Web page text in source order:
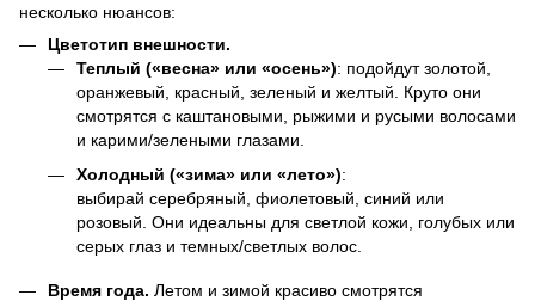
несколько нюансов:
Цветотип внешности.
Теплый («весна» или «осень»): подойдут золотой,
оранжевый, красный, зеленый и желтый. Круто они
смотрятся с каштановыми, рыжими и русыми волосами
и карими/зелеными глазами.
Холодный («зима» или «лето»):
выбирай серебряный, фиолетовый, синий или
розовый. Они идеальны для светлой кожи, голубых или
серых глаз и темных/светлых волос.
Время года. Летом и зимой красиво смотрятся